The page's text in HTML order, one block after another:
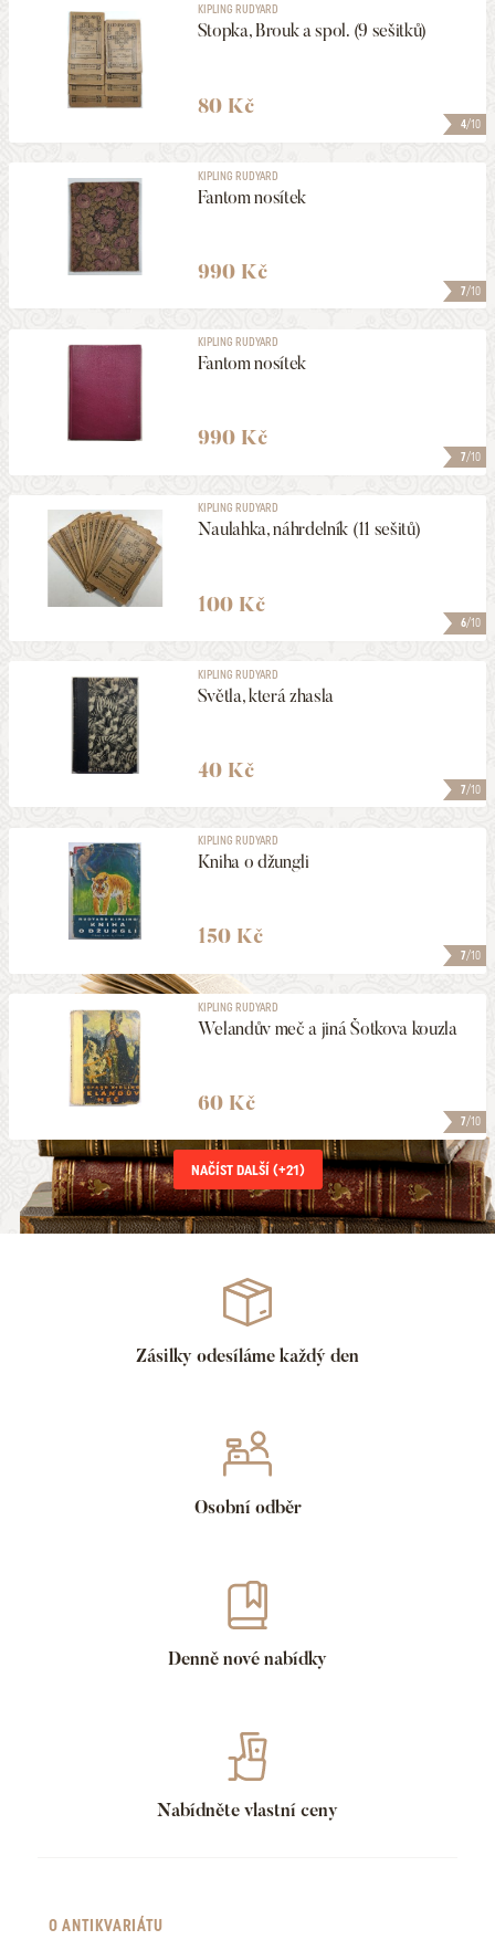
4/10
KIPLING RUDYARD
Stopka, Brouk a spol. (9 sešitků)
80 Kč
7/10
KIPLING RUDYARD
Fantom nosítek
990 Kč
7/10
KIPLING RUDYARD
Fantom nosítek
990 Kč
6/10
KIPLING RUDYARD
Naulahka, náhrdelník (11 sešitů)
100 Kč
7/10
KIPLING RUDYARD
Světla, která zhasla
40 Kč
7/10
KIPLING RUDYARD
Kniha o džungli
150 Kč
7/10
KIPLING RUDYARD
Welandův meč a jiná Šotkova kouzla
60 Kč
NAČÍST DALŠÍ (+21)
Zásilky odesíláme každý den
Osobní odběr
Denně nové nabídky
Nabídněte vlastní ceny
O ANTIKVARIÁTU